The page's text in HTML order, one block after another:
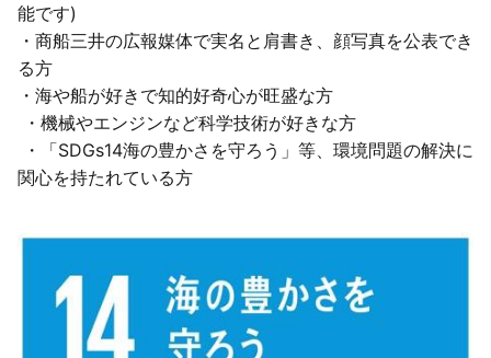
能です)
・商船三井の広報媒体で実名と肩書き、顔写真を公表でき
る方
・海や船が好きで知的好奇心が旺盛な方
・機械やエンジンなど科学技術が好きな方
・「SDGs14海の豊かさを守ろう」等、環境問題の解決に
関心を持たれている方